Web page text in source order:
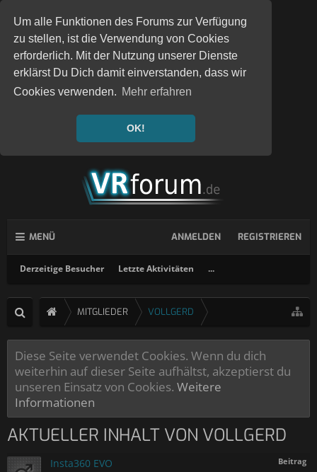
Um alle Funktionen des Forums zur Verfügung
zu stellen, ist die Verwendung von Cookies
erforderlich. Mit der Nutzung unserer Dienste
erklärst Du Dich damit einverstanden, dass wir
Cookies verwenden. Mehr erfahren
OK!
MENÜ
Derzeitige Besucher Letzte Aktivitäten ...
ANMELDEN REGISTRIEREN
MITGLIEDER VOLLGERD
Diese Seite verwendet Cookies. Wenn du dich
weiterhin auf dieser Seite aufhältst, akzeptierst du
unseren Einsatz von Cookies. Weitere
Informationen
AKTUELLER INHALT VON VOLLGERD
Beitrag
Insta360 EVO